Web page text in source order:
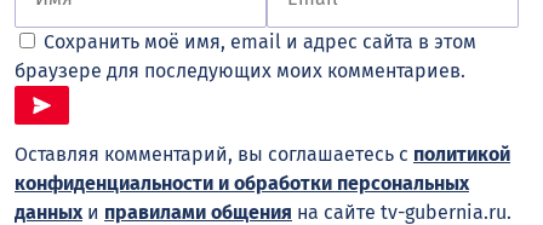
Сохранить моё имя, email и адрес сайта в этом
браузере для последующих моих комментариев.
Оставляя комментарий, вы соглашаетесь с политикой
конфиденциальности и обработки персональных
данныхи правилами общения на сайте tv-gubernia.ru.